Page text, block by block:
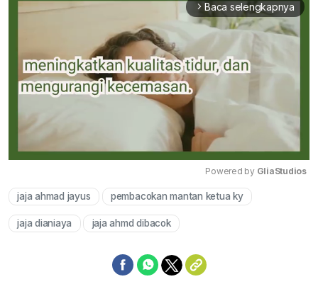
arrow_forward_ios Baca selengkapnya
Powered by GliaStudios
jaja ahmad jayus pembacokan mantan ketua ky
jaja dianiaya jaja ahmd dibacok